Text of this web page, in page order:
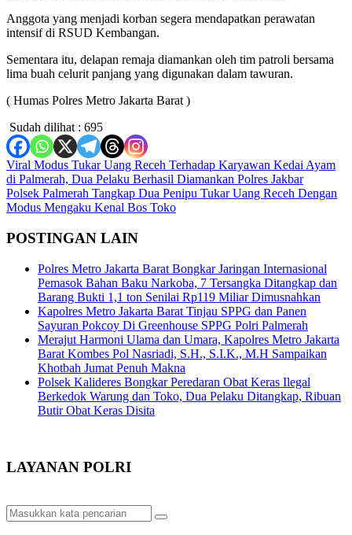
Anggota yang menjadi korban segera mendapatkan perawatan
intensif di RSUD Kembangan.
Sementara itu, delapan remaja diamankan oleh tim patroli bersama
lima buah celurit panjang yang digunakan dalam tawuran.
( Humas Polres Metro Jakarta Barat )
Sudah dilihat : 695
Navigasi
pos
Viral Modus Tukar Uang Receh Terhadap Karyawan Kedai Ayam
di Palmerah, Dua Pelaku Berhasil Diamankan Polres Jakbar
Polsek Palmerah Tangkap Dua Penipu Tukar Uang Receh Dengan
Modus Mengaku Kenal Bos Toko
POSTINGAN LAIN
Polres Metro Jakarta Barat Bongkar Jaringan Internasional
Pemasok Bahan Baku Narkoba, 7 Tersangka Ditangkap dan
Barang Bukti 1,1 ton Senilai Rp119 Miliar Dimusnahkan
Kapolres Metro Jakarta Barat Tinjau SPPG dan Panen
Sayuran Pokcoy Di Greenhouse SPPG Polri Palmerah
Merajut Harmoni Ulama dan Umara, Kapolres Metro Jakarta
Barat Kombes Pol Nasriadi, S.H., S.I.K., M.H Sampaikan
Khotbah Jumat Penuh Makna
Polsek Kalideres Bongkar Peredaran Obat Keras Ilegal
Berkedok Warung dan Toko, Dua Pelaku Ditangkap, Ribuan
Butir Obat Keras Disita
LAYANAN POLRI